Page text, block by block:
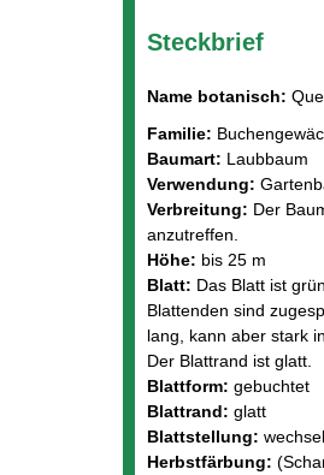
Steckbrief
Name botanisch:
Familie:
Baumart: Laubbaum
Verwendung:
Verbreitung: Der
anzutreffen.
Höhe: bis 25 m
Blatt: Das Blatt ist
Blattenden sind
lang, kann aber stark
Der Blattrand ist glatt.
Blattform: gebuchtet
Blattrand: glatt
Blattstellung:
Herbstfärbung: